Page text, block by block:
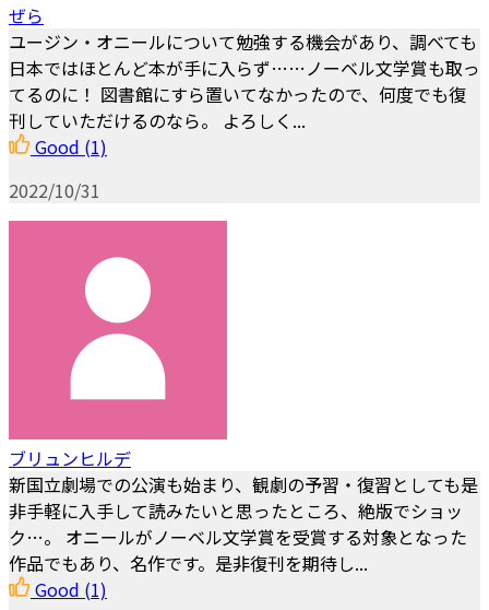
ぜら
ユージン・オニールについて勉強する機会があり、調べても
日本ではほとんど本が手に入らず……ノーベル文学賞も取っ
てるのに！ 図書館にすら置いてなかったので、何度でも復
刊していただけるのなら。 よろしく...
Good (1)
2022/10/31
ブリュンヒルデ
新国立劇場での公演も始まり、観劇の予習・復習としても是
非手軽に入手して読みたいと思ったところ、絶版でショッ
ク…。 オニールがノーベル文学賞を受賞する対象となった
作品でもあり、名作です。是非復刊を期待し...
Good (1)